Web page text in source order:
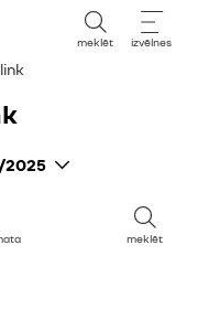
meklēt izvēlnes
meklēt
sarakstam